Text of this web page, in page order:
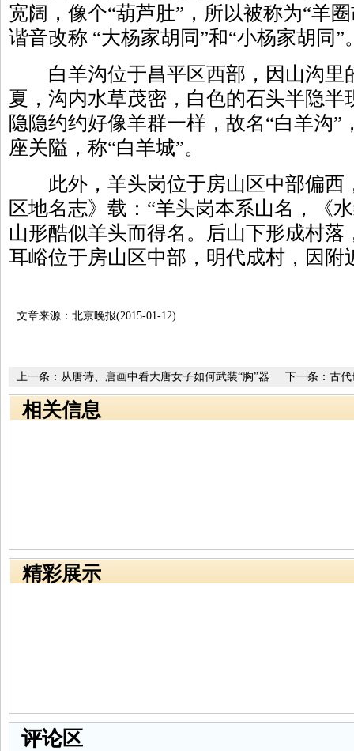
宽阔，像个“葫芦肚”，所以被称为“羊
谐音改称 “大杨家胡同”和“小杨家胡同”
白羊沟位于昌平区西部，因山沟里
夏，沟内水草茂密，白色的石头半隐半
隐隐约约好像羊群一样，故名“白羊沟
座关隘，称“白羊城”。
此外，羊头岗位于房山区中部偏西
区地名志》载：“羊头岗本系山名，《
山形酷似羊头而得名。后山下形成村落
耳峪位于房山区中部，明代成村，因附
文章来源：北京晚报(2015-01-12)
下一条： 古代
上一条： 从唐诗、唐画中看大唐女子如何武装“胸”器
相关信息
精彩展示
评论区